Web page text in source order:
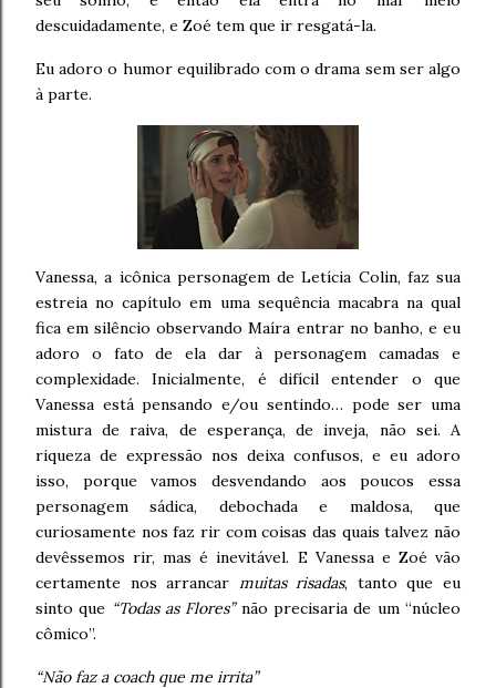
descuidadamente, e Zoé tem que ir resgatá-la.
Eu adoro o humor equilibrado com o drama sem ser algo
à parte.
Vanessa, a icônica personagem de Letícia Colin, faz sua
estreia no capítulo em uma sequência macabra na qual
fica em silêncio observando Maíra entrar no banho, e eu
adoro o fato de ela dar à personagem camadas e
complexidade. Inicialmente, é difícil entender o que
Vanessa está pensando e/ou sentindo… pode ser uma
mistura de raiva, de esperança, de inveja, não sei. A
riqueza de expressão nos deixa confusos, e eu adoro
isso, porque vamos desvendando aos poucos essa
personagem sádica, debochada e maldosa, que
curiosamente nos faz rir com coisas das quais talvez não
devêssemos rir, mas é inevitável. E Vanessa e Zoé vão
certamente nos arrancar muitas risadas, tanto que eu
sinto que “Todas as Flores”não precisaria de um “núcleo
cômico”.
“Não faz a coach que me irrita”